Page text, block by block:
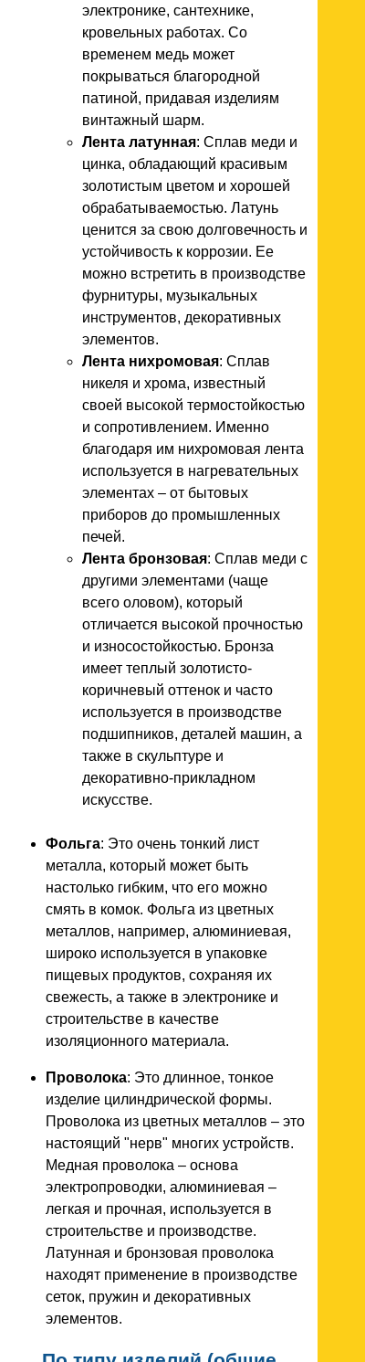
электронике, сантехнике,
кровельных работах. Со
временем медь может
покрываться благородной
патиной, придавая изделиям
винтажный шарм.
Лента латунная: Сплав меди и
цинка, обладающий красивым
золотистым цветом и хорошей
обрабатываемостью. Латунь
ценится за свою долговечность и
устойчивость к коррозии. Ее
можно встретить в производстве
фурнитуры, музыкальных
инструментов, декоративных
элементов.
Лента нихромовая: Сплав
никеля и хрома, известный
своей высокой термостойкостью
и сопротивлением. Именно
благодаря им нихромовая лента
используется в нагревательных
элементах – от бытовых
приборов до промышленных
печей.
Лента бронзовая: Сплав меди с
другими элементами (чаще
всего оловом), который
отличается высокой прочностью
и износостойкостью. Бронза
имеет теплый золотисто-
коричневый оттенок и часто
используется в производстве
подшипников, деталей машин, а
также в скульптуре и
декоративно-прикладном
искусстве.
Фольга: Это очень тонкий лист
металла, который может быть
настолько гибким, что его можно
смять в комок. Фольга из цветных
металлов, например, алюминиевая,
широко используется в упаковке
пищевых продуктов, сохраняя их
свежесть, а также в электронике и
строительстве в качестве
изоляционного материала.
Проволока: Это длинное, тонкое
изделие цилиндрической формы.
Проволока из цветных металлов – это
настоящий "нерв" многих устройств.
Медная проволока – основа
электропроводки, алюминиевая –
легкая и прочная, используется в
строительстве и производстве.
Латунная и бронзовая проволока
находят применение в производстве
сеток, пружин и декоративных
элементов.